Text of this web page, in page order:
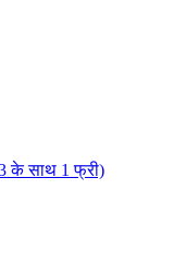
के साथ 1 फ्री)